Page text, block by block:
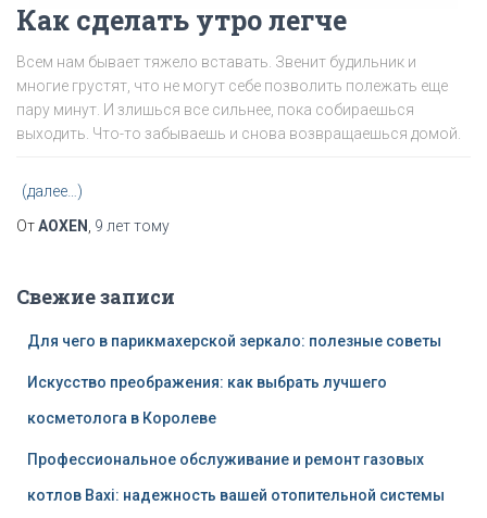
Как сделать утро легче
Всем нам бывает тяжело вставать. Звенит будильник и
многие грустят, что не могут себе позволить полежать еще
пару минут. И злишься все сильнее, пока собираешься
выходить. Что-то забываешь и снова возвращаешься домой.
(далее…)
ОтAOXEN 9 леттому
Свежие записи
Для чего в парикмахерской зеркало: полезные советы
Искусство преображения: как выбрать лучшего
косметолога в Королеве
Профессиональное обслуживание и ремонт газовых
котлов Baxi: надежность вашей отопительной системы